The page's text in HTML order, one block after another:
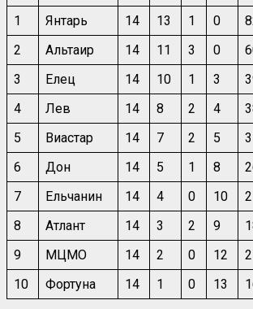
1
Янтарь 14 13 1 0
2
Альтаир 14 11 3 0
3
Елец 14 10 1 3
4
Лев 14 8 2 4
5
Виастар 14 7 2 5
6
Дон 14 5 1 8
7
Ельчанин 14 4 0 10
8
Атлант 14 3 2 9
9
МЦМО 14 2 0 12
10
Фортуна 14 1 0 13